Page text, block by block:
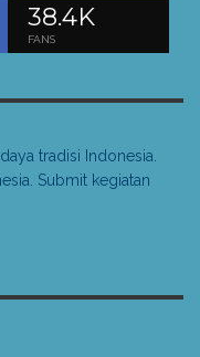
38.4K
FANS
tradisi Indonesia.
Submit kegiatan